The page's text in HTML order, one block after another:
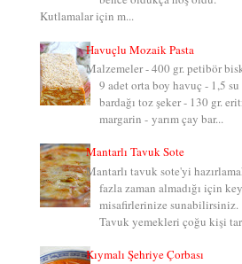
Kutlamalar için m...
Havuçlu Mozaik Pasta
Malzemeler - 400 gr. petibör
9 adet orta boy havuç - 1,5 su
bardağı toz şeker - 130 gr.
margarin - yarım çay bar...
Mantarlı Tavuk Sote
Mantarlı tavuk sote'yi
fazla zaman almadığı için
misafirlerinize sunabilirsiniz.
Tavuk yemekleri çoğu kişi
Kıymalı Şehriye Çorbası